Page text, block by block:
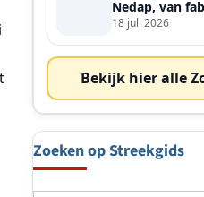
Nedap, van
wereldspeler
18 juli 2026
Bekijk hier alle
Zoeken op Streekgids